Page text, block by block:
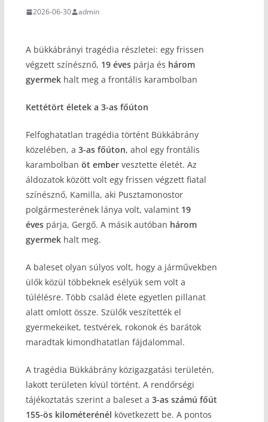
2026-06-30 admin
A bükkábrányi tragédia részletei: egy frissen
végzett színésznő, 19 évespárja és három
gyermekhalt meg a frontális karambolban
Kettétört életek a 3-as főúton
Felfoghatatlan tragédia történt Bükkábrány
közelében, a 3-as főúton, ahol egy frontális
karambolban öt embervesztette életét. Az
áldozatok között volt egy frissen végzett fiatal
színésznő, Kamilla, aki Pusztamonostor
polgármesterének lánya volt, valamint 19
évespárja, Gergő. A másik autóban három
gyermekhalt meg.
A baleset olyan súlyos volt, hogy a járművekben
ülők közül többeknek esélyük sem volt a
túlélésre. Több család élete egyetlen pillanat
alatt omlott össze. Szülők veszítették el
gyermekeiket, testvérek, rokonok és barátok
maradtak kimondhatatlan fájdalommal.
A tragédia Bükkábrány közigazgatási területén,
lakott területen kívül történt. A rendőrségi
tájékoztatás szerint a baleset a 3-as számú főút
155-ös kilométerénél következett be. A pontos